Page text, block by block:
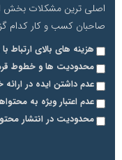
اصلی ترین مشکلات بخش
صاحبان کسب و کار کدام
هزینه های بالای ارتباط
محدودیت ها و خطوط
عدم داشتن ایده در
عدم اعتبار ویژه به
محدودیت در انتشار